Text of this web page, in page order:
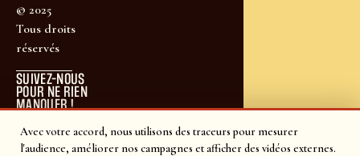
Avec votre accord, nous utilisons des traceurs pour mesurer
l'audience, améliorer nos campagnes et afficher des vidéos externes.
© 2025
Tous droits
réservés
SUIVEZ-NOUS
POUR NE RIEN
MANQUER !